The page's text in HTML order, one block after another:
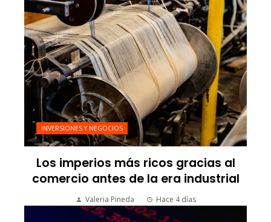
INVERSIONES Y NEGOCIOS
Los imperios más ricos gracias al
comercio antes de la era industrial
Valeria Pineda Hace 4 días